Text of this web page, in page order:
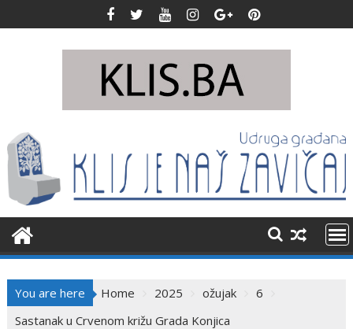
to
You are here Home 2025 ožujak
6
Sastanak u Crvenom križu Grada Konjica